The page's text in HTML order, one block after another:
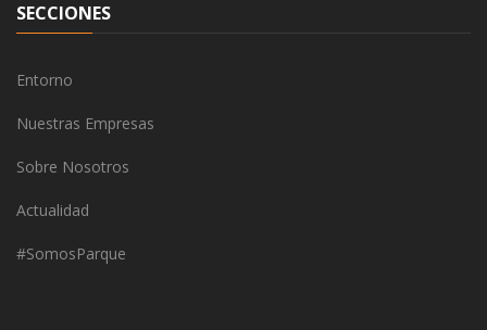
SECCIONES
Entorno
Nuestras Empresas
Sobre Nosotros
Actualidad
#SomosParque